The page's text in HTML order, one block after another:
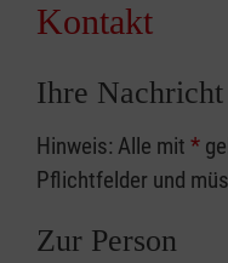
Kontakt
Ihre
Hinweis: Alle mit *
Pflichtfelder und
Zur Person